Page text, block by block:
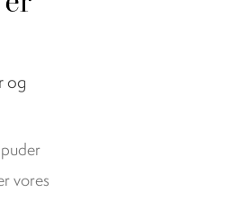
og
vores